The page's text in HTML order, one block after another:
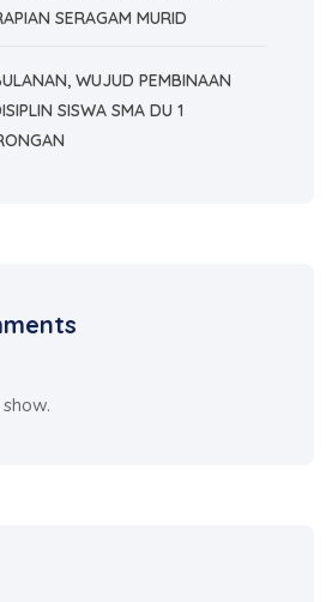
SERAGAM MURID
WUJUD PEMBINAAN
SISWA SMA DU 1